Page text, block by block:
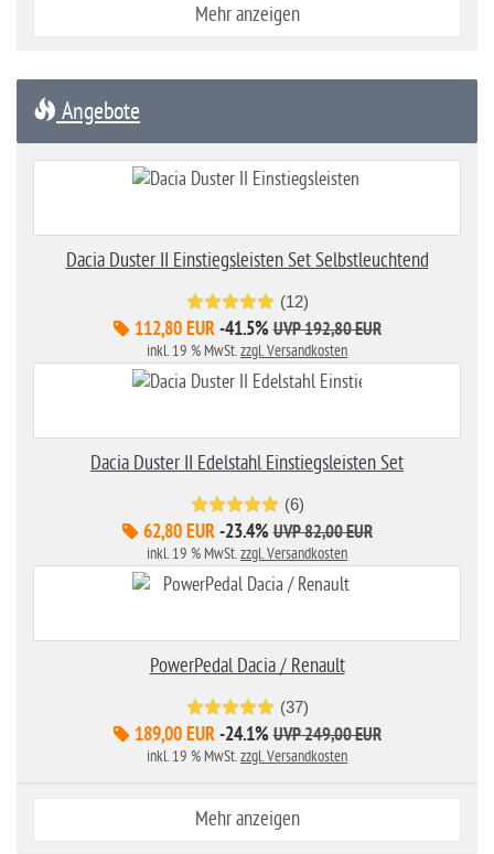
Mehr anzeigen
Angebote
Dacia Duster II Einstiegsleisten Set Selbstleuchtend
(12)
112,80 EUR -41.5% UVP 192,80 EUR
inkl. 19 % MwSt.zzgl. Versandkosten
Dacia Duster II Edelstahl Einstiegsleisten Set
(6)
62,80 EUR -23.4% UVP 82,00 EUR
inkl. 19 % MwSt.zzgl. Versandkosten
PowerPedal Dacia / Renault
(37)
189,00 EUR -24.1% UVP 249,00 EUR
inkl. 19 % MwSt.zzgl. Versandkosten
Mehr anzeigen